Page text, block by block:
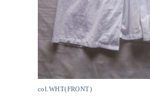
col.WHT(FRONT)